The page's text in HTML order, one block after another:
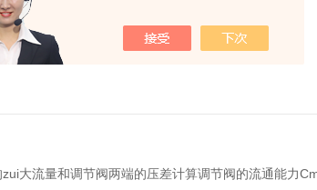
大流量和调节阀两端的压差计算调节阀的流通能力